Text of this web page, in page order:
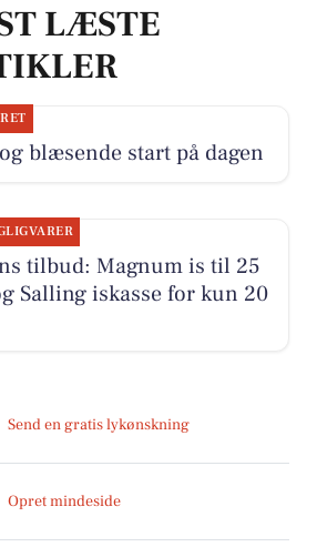
LÆSTE
blæsende start på dagen
tilbud: Magnum is til 25
Salling iskasse for kun 20
Send en gratis lykønskning
Opret mindeside